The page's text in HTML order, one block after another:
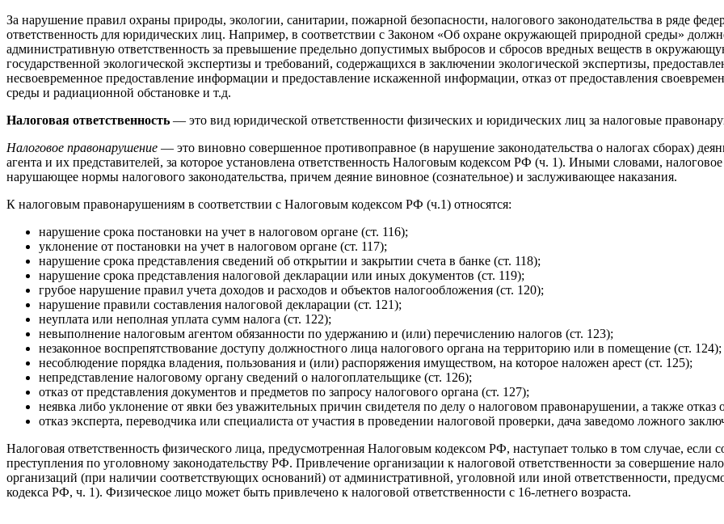
За нарушение правил охраны природы, экологии, санитарии, пожарной безопасности, налогового законодательства в ряде
ответственность для юридических лиц. Например, в соответствии с Законом «Об охране окружающей природной среды»
административную ответственность за превышение предельно допустимых выбросов и сбросов вредных веществ в
государственной экологической экспертизы и требований, содержащихся в заключении экологической экспертизы,
несвоевременное предоставление информации и предоставление искаженной информации, отказ от предоставления
среды и радиационной обстановке и т.д.
Налоговая ответственность — это вид юридической ответственности физических и юридических лиц за налоговые
Налоговое правонарушение — это виновно совершенное противоправное (в нарушение законодательства о налогах сборах)
агента и их представителей, за которое установлена ответственность Налоговым кодексом РФ (ч. 1). Иными словами,
нарушающее нормы налогового законодательства, причем деяние виновное (сознательное) и заслуживающее наказания.
К налоговым правонарушениям в соответствии с Налоговым кодексом РФ (ч.1) относятся:
нарушение срока постановки на учет в налоговом органе (ст. 116);
уклонение от постановки на учет в налоговом органе (ст. 117);
нарушение срока представления сведений об открытии и закрытии счета в банке (ст. 118);
нарушение срока представления налоговой декларации или иных документов (ст. 119);
грубое нарушение правил учета доходов и расходов и объектов налогообложения (ст. 120);
нарушение правили составления налоговой декларации (ст. 121);
неуплата или неполная уплата сумм налога (ст. 122);
невыполнение налоговым агентом обязанности по удержанию и (или) перечислению налогов (ст. 123);
незаконное воспрепятствование доступу должностного лица налогового органа на территорию или в помещение (ст. 124);
несоблюдение порядка владения, пользования и (или) распоряжения имуществом, на которое наложен арест (ст. 125);
непредставление налоговому органу сведений о налогоплательщике (ст. 126);
отказ от представления документов и предметов по запросу налогового органа (ст. 127);
неявка либо уклонение от явки без уважительных причин свидетеля по делу о налоговом правонарушении, а также
отказ эксперта, переводчика или специалиста от участия в проведении налоговой проверки, дача заведомо ложного
Налоговая ответственность физического лица, предусмотренная Налоговым кодексом РФ, наступает только в том случае, если
преступления по уголовному законодательству РФ. Привлечение организации к налоговой ответственности за совершение
организаций (при наличии соответствующих оснований) от административной, уголовной или иной ответственности,
кодекса РФ, ч. 1). Физическое лицо может быть привлечено к налоговой ответственности с 16-летнего возраста.